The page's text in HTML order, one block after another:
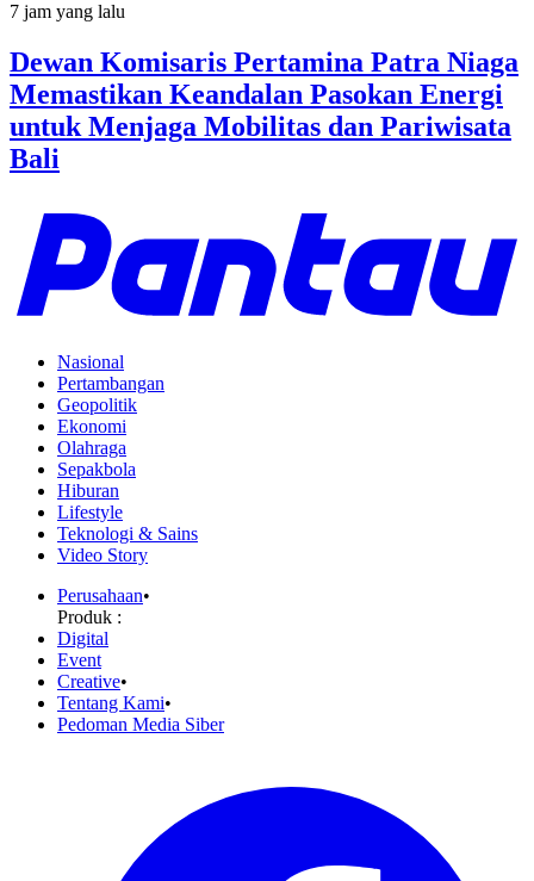
7 jam yang lalu
Dewan Komisaris Pertamina Patra Niaga
Memastikan Keandalan Pasokan Energi
untuk Menjaga Mobilitas dan Pariwisata
Bali
Nasional
Pertambangan
Geopolitik
Ekonomi
Olahraga
Sepakbola
Hiburan
Lifestyle
Teknologi & Sains
Video Story
Perusahaan•
Produk :
Digital
Event
Creative•
Tentang Kami•
Pedoman Media Siber